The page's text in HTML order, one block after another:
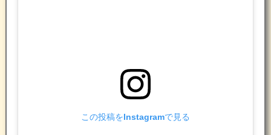
この投稿をInstagramで見る